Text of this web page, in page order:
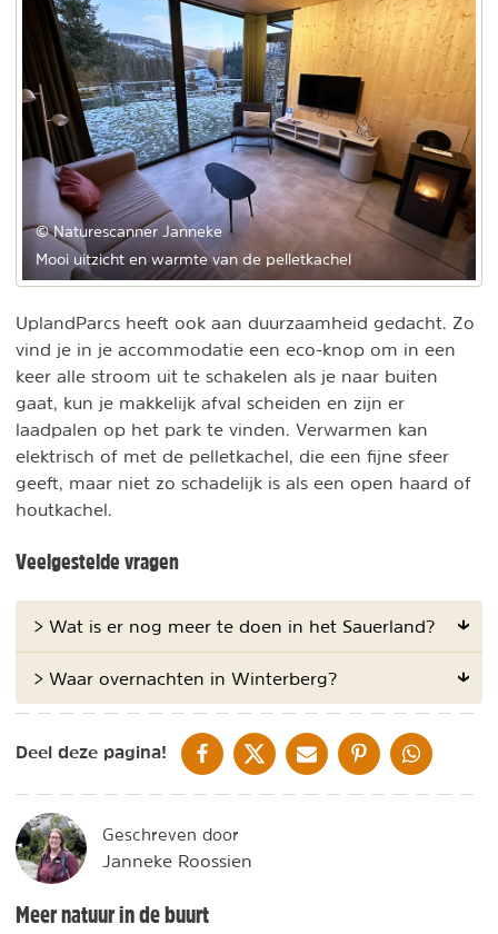
© Naturescanner Janneke
Mooi uitzicht en warmte van de pelletkachel
UplandParcs heeft ook aan duurzaamheid gedacht. Zo
vind je in je accommodatie een eco-knop om in een
keer alle stroom uit te schakelen als je naar buiten
gaat, kun je makkelijk afval scheiden en zijn er
laadpalen op het park te vinden. Verwarmen kan
elektrisch of met de pelletkachel, die een fijne sfeer
geeft, maar niet zo schadelijk is als een open haard of
houtkachel.
Veelgestelde vragen
> Wat is er nog meer te doen in het Sauerland?
> Waar overnachten in Winterberg?
Deel deze pagina! DELEN OP FACEBOOK
DELEN OP XDELEN VIA DE MAIL
DELEN OP PINTEREST
DELEN OP
Geschreven door
Janneke Roossien
Meer natuur in de buurt